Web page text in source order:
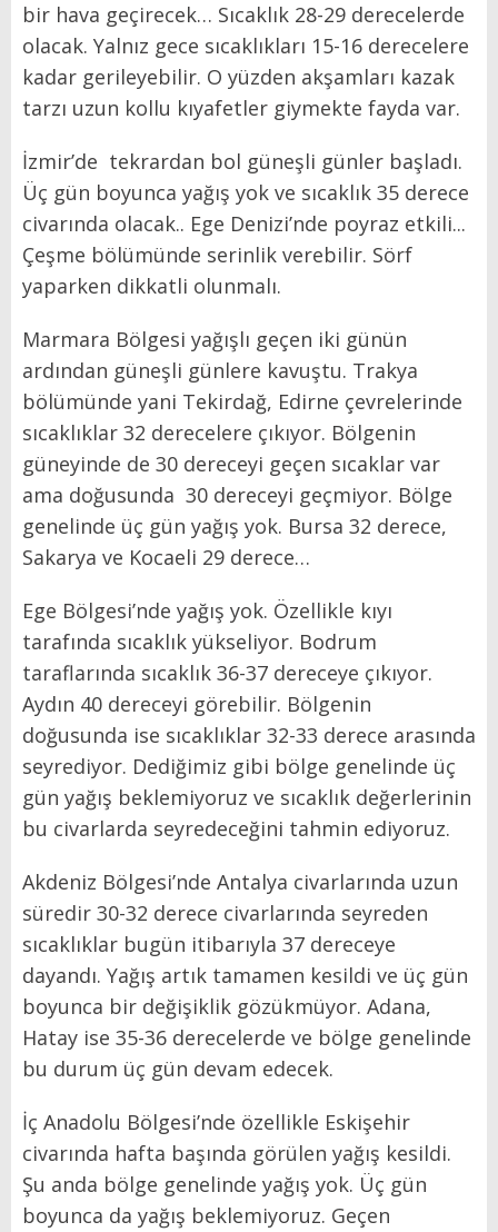
bir hava geçirecek… Sıcaklık 28-29 derecelerde
olacak. Yalnız gece sıcaklıkları 15-16 derecelere
kadar gerileyebilir. O yüzden akşamları kazak
tarzı uzun kollu kıyafetler giymekte fayda var.
İzmir’de tekrardan bol güneşli günler başladı.
Üç gün boyunca yağış yok ve sıcaklık 35 derece
civarında olacak.. Ege Denizi’nde poyraz etkili...
Çeşme bölümünde serinlik verebilir. Sörf
yaparken dikkatli olunmalı.
Marmara Bölgesi yağışlı geçen iki günün
ardından güneşli günlere kavuştu. Trakya
bölümünde yani Tekirdağ, Edirne çevrelerinde
sıcaklıklar 32 derecelere çıkıyor. Bölgenin
güneyinde de 30 dereceyi geçen sıcaklar var
ama doğusunda 30 dereceyi geçmiyor. Bölge
genelinde üç gün yağış yok. Bursa 32 derece,
Sakarya ve Kocaeli 29 derece…
Ege Bölgesi’nde yağış yok. Özellikle kıyı
tarafında sıcaklık yükseliyor. Bodrum
taraflarında sıcaklık 36-37 dereceye çıkıyor.
Aydın 40 dereceyi görebilir. Bölgenin
doğusunda ise sıcaklıklar 32-33 derece arasında
seyrediyor. Dediğimiz gibi bölge genelinde üç
gün yağış beklemiyoruz ve sıcaklık değerlerinin
bu civarlarda seyredeceğini tahmin ediyoruz.
Akdeniz Bölgesi’nde Antalya civarlarında uzun
süredir 30-32 derece civarlarında seyreden
sıcaklıklar bugün itibarıyla 37 dereceye
dayandı. Yağış artık tamamen kesildi ve üç gün
boyunca bir değişiklik gözükmüyor. Adana,
Hatay ise 35-36 derecelerde ve bölge genelinde
bu durum üç gün devam edecek.
İç Anadolu Bölgesi’nde özellikle Eskişehir
civarında hafta başında görülen yağış kesildi.
Şu anda bölge genelinde yağış yok. Üç gün
boyunca da yağış beklemiyoruz. Geçen